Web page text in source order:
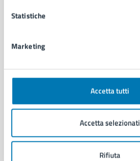
Statistiche
Marketing
Accetta tutti
Accetta selezionati
Rifiuta
Ambiente
Autorizzazioni
Educazione e formazione
Giustizia e sicurezza pubblica
Imprese e commercio
Salute, benessere e assistenza